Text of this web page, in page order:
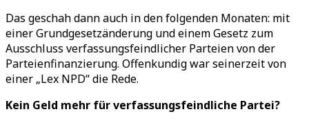
Das geschah dann auch in den folgenden Monaten: mit
einer Grundgesetzänderung und einem Gesetz zum
Ausschluss verfassungsfeindlicher Parteien von der
Parteienfinanzierung. Offenkundig war seinerzeit von
einer „Lex NPD“ die Rede.
Kein Geld mehr für verfassungsfeindliche Partei?